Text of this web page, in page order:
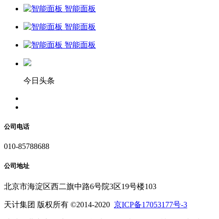
智能面板
智能面板
智能面板
今日头条
公司电话
010-85788688
公司地址
北京市海淀区西二旗中路6号院3区19号楼103
天计集团 版权所有 ©2014-2020 京ICP备17053177号-3